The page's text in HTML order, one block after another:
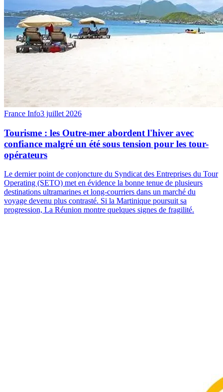
France Info3 juillet 2026
Tourisme : les Outre-mer abordent l'hiver avec
confiance malgré un été sous tension pour les tour-
opérateurs
Le dernier point de conjoncture du Syndicat des Entreprises du Tour
Operating (SETO) met en évidence la bonne tenue de plusieurs
destinations ultramarines et long-courriers dans un marché du
voyage devenu plus contrasté. Si la Martinique poursuit sa
progression, La Réunion montre quelques signes de fragilité.